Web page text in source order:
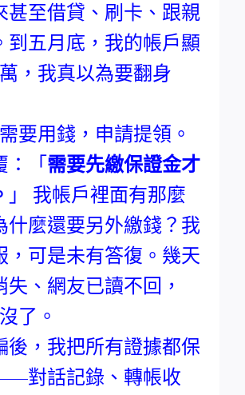
甚至借貸、刷卡、跟親
到五月底，我的帳戶顯
，我真以為要翻身
要用錢，申請提領。
：「 需要先繳保證金才
」 我帳戶裡面有那麼
什麼還要另外繳錢？我
，可是未有答復。幾天
失、網友已讀不回，
了。
後，我把所有證據都保
對話記錄、轉帳收